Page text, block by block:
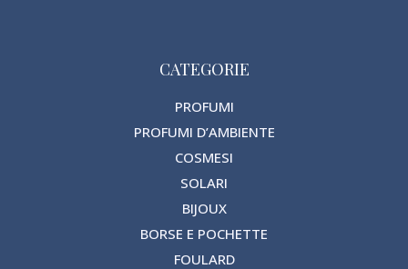
CATEGORIE
PROFUMI
PROFUMI D’AMBIENTE
COSMESI
SOLARI
BIJOUX
BORSE E POCHETTE
FOULARD